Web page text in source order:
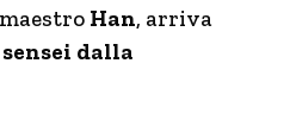
Han, arriva
sensei dalla